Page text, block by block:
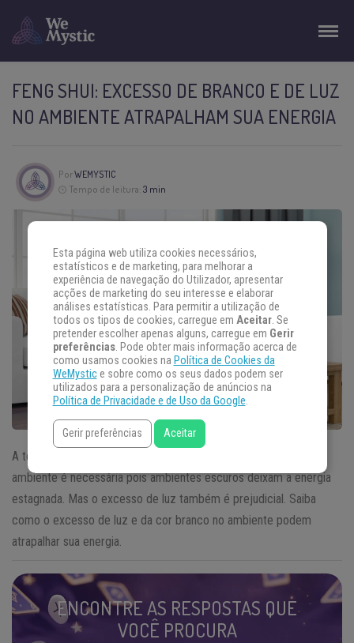
FENG SHUI: EXCESSO DE BRANCO E DE LUZ
NO AMBIENTE ATRAPALHAM SUA ENERGIA
PorWEMYSTIC
Tempo de leitura: 3 min
A técnica chinesa
ambiente é necessária pois ambientes escuros deixam a energia
estagnada. Mas o excesso de luz também é prejudicial. Saiba
como o excesso de luz e da cor branco no ambiente podem
atrapalhar sua energia.
ENCONTRE AS RESPOSTAS QUE
VOCÊ PROCURA
Esta página web utiliza cookies necessários,
estatísticos e de marketing, para melhorar a
experiência de navegação do Utilizador, apresentar
acções de marketing do seu interesse e elaborar
análises estatísticas. Para permitir a utilização de
todos os tipos de cookies, carregue em Aceitar. Se
pretender escolher apenas alguns, carregue em Gerir
preferências. Pode obter mais informação acerca de
como usamos cookies na Política de Cookies da
WeMystice sobre como os seus dados podem ser
utilizados para a personalização de anúncios na
Política de Privacidade e de Uso da Google.
Gerir preferências Aceitar